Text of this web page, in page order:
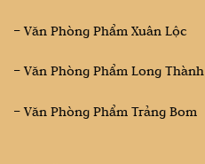
– Văn Phòng Phẩm Xuân Lộc
– Văn Phòng Phẩm Long Thành
– Văn Phòng Phẩm Trảng Bom